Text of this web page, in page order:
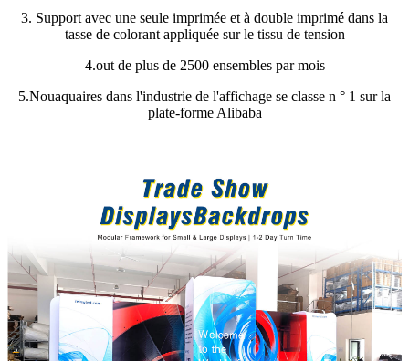
3. Support avec une seule imprimée et à double imprimé dans la
tasse de colorant appliquée sur le tissu de tension
4.out de plus de 2500 ensembles par mois
5.Nouaquaires dans l'industrie de l'affichage se classe n ° 1 sur la
plate-forme Alibaba